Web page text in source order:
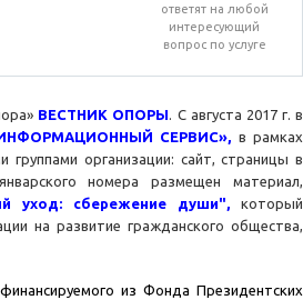
ответят на любой
интересующий
вопрос по услуге
ВЕСТНИК ОПОРЫ. С августа 2017 г. в
СЕРВИС», в рамках
организации: сайт, страницы в
номера размещен материал,
уход: сбережение души",который
на развитие гражданского общества,
из Фонда Президентских